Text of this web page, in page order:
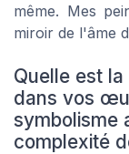
même. Mes
miroir de l'âme
Quelle est
dans vos
symbolisme
complexité